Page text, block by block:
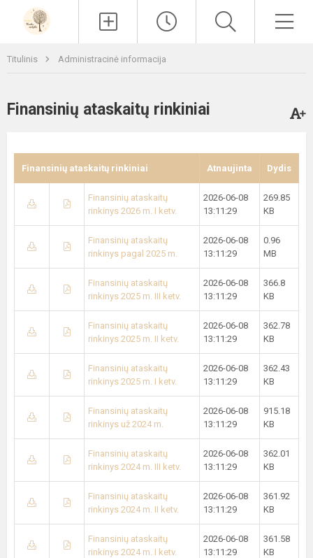
Titulinis Administracinė informacija
Finansinių ataskaitų rinkiniai
Finansinių ataskaitų rinkiniai Atnaujinta Dydis
Finansinių ataskaitų
rinkinys 2026 m. I ketv.
2026-06-08
13:11:29
269.85
KB
Finansinių ataskaitų
rinkinys pagal 2025 m.
2026-06-08
13:11:29
0.96
MB
Finansinių ataskaitų
rinkinys 2025 m. III ketv.
2026-06-08
13:11:29
366.8
KB
Finansinių ataskaitų
rinkinys 2025 m. II ketv.
2026-06-08
13:11:29
362.78
KB
Finansinių ataskaitų
rinkinys 2025 m. I ketv.
2026-06-08
13:11:29
362.43
KB
Finansinių ataskaitų
rinkinys už 2024 m.
2026-06-08
13:11:29
915.18
KB
Finansinių ataskaitų
rinkinys 2024 m. III ketv.
2026-06-08
13:11:29
362.01
KB
Finansinių ataskaitų
rinkinys 2024 m. II ketv.
2026-06-08
13:11:29
361.92
KB
Finansinių ataskaitų
rinkinys 2024 m. I ketv.
2026-06-08
13:11:29
361.58
KB